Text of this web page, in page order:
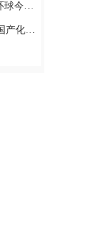
刘坚：动力电池回收利用刻不容缓:环球今热点
环球快播：沈鼓核电“大型潜没油泵国产化机组”产品样机通过中通协鉴定